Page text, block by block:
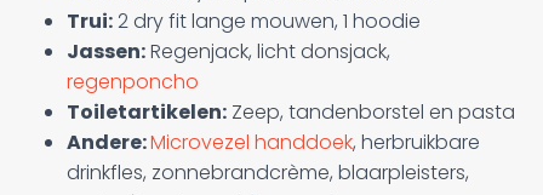
Trui:2 dry fit lange mouwen, 1 hoodie
Jassen:Regenjack, licht donsjack,
regenponcho
Toiletartikelen: Zeep, tandenborstel en pasta
Andere:Microvezel handdoek, herbruikbare
drinkfles, zonnebrandcrème, blaarpleisters,